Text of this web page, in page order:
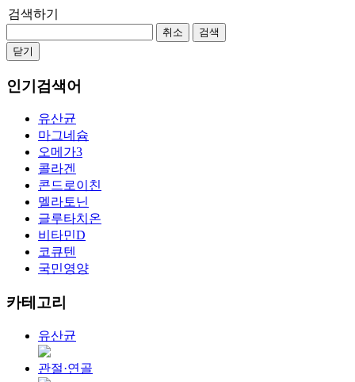
검색하기
취소
검색
닫기
인기검색어
유산균
마그네슘
오메가3
콜라겐
콘드로이친
멜라토닌
글루타치온
비타민D
코큐텐
국민영양
카테고리
유산균
관절·연골